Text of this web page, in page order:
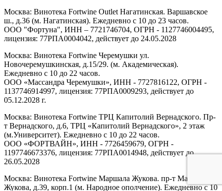
Москва: Винотека Fortwine Outlet Нагатинская. Варшавское
ш., д.36 (м. Нагатинская). Ежедневно с 10 до 23 часов.
ООО "Фортуна", ИНН – 7721746704, ОГРН - 1127746004495,
лицензия: 77РПА0004042, действует до 24.05.2028
Москва: Винотека Fortwine Черемушки ул.
Новочеремушкинская, д.15/29. (м. Академическая).
Ежедневно с 10 до 22 часов.
ООО «Массандра Черемушки», ИНН - 7727816122, ОГРН -
1137746914997, лицензия: 77РПА0009293, действует до
05.12.2028 г.
Москва: Винотека Fortwine ТРЦ Капитолий Вернадского. Пр-
т Вернадского, д.6, ТРЦ «Капитолий Вернадского», 2 этаж
(м.Университет). Ежедневно с 10 до 22 часов.
ООО «ФОРТВАЙН», ИНН - 7726459679, ОГРН -
1197746673376, лицензия: 77РПА0014948, действует до
26.05.2028
Москва: Винотека Fortwine Маршала Жукова. пр-т Маршала
Жукова, д.39, корп.1 (м. Народное ополчение). Ежедневно с 10